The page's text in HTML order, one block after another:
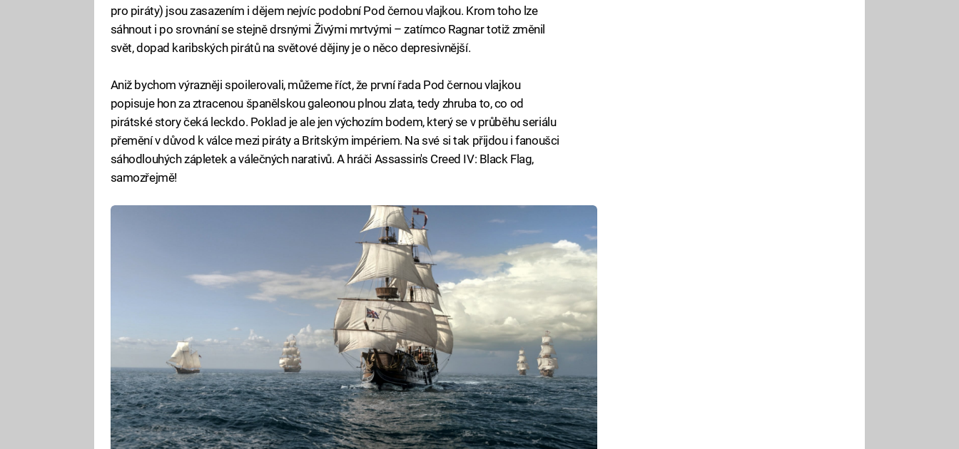
pro piráty) jsou zasazením i dějem nejvíc podobní Pod černou vlajkou. Krom toho lze
sáhnout i po srovnání se stejně drsnými Živými mrtvými – zatímco Ragnar totiž změnil
svět, dopad karibských pirátů na světové dějiny je o něco depresivnější.
Aniž bychom výrazněji spoilerovali, můžeme říct, že první řada Pod černou vlajkou
popisuje hon za ztracenou španělskou galeonou plnou zlata, tedy zhruba to, co od
pirátské story čeká leckdo. Poklad je ale jen výchozím bodem, který se v průběhu seriálu
přemění v důvod k válce mezi piráty a Britským impériem. Na své si tak přijdou i fanoušci
sáhodlouhých zápletek a válečných narativů. A hráči Assassin's Creed IV: Black Flag,
samozřejmě!